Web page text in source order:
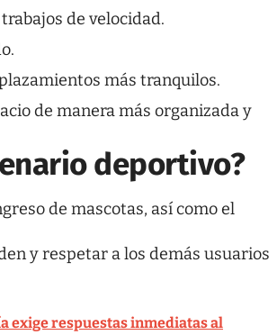
de velocidad.
más tranquilos.
de manera más organizada y
deportivo?
de mascotas, así como el
y respetar a los demás usuarios
exige respuestas inmediatas al